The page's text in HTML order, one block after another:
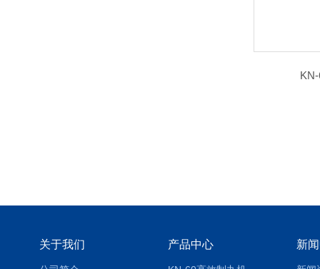
关于我们 产品中心 新